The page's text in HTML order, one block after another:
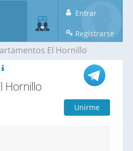
Entrar
Registrarse
El Hornillo
Hornillo
Unirme